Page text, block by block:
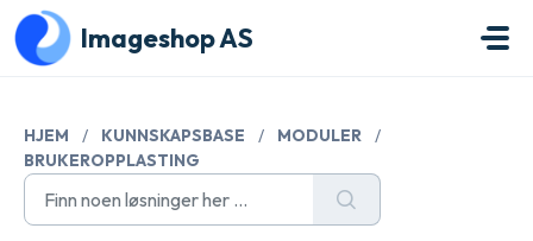
Gå til hovedinnhold
Imageshop AS
HJEM / KUNNSKAPSBASE / MODULER
/
BRUKEROPPLASTING